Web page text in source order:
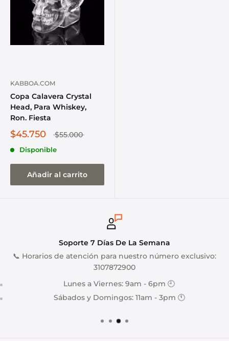
KABBOA.COM
Copa Calavera Crystal
Head, Para Whiskey,
Ron. Fiesta
$45.750 $55.000
Disponible
Añadir al carrito
Soporte 7 Días De La Semana
📞 Horarios de atención para nuestro número exclusivo:
3107872900
Lunes a Viernes: 9am - 6pm 🕘
Sábados y Domingos: 11am - 3pm 🕚